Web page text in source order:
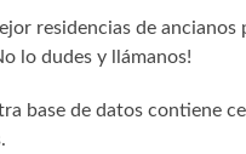
residencias de ancianos
lo dudes y llámanos!
base de datos contiene